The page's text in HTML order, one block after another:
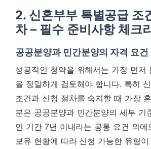
2. 신혼부부 특별공급 조
차 – 필수 준비사항 체크
공공분양과 민간분양의 자격 요건
성공적인 청약을 위해서는 가장 먼저
을 정밀하게 검토해야 합니다. 특히
조건과 신청 절차를 숙지할 때 가장
분은 공공분양과 민간분양의 세부 기
인 기간 7년 이내라는 공통 요건 외
보유 현황에 따라 신청 가능한 유형